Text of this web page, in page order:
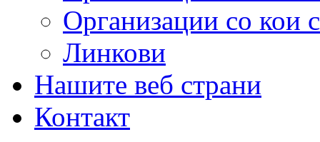
Организации со кои
Линкови
Нашите веб страни
Контакт